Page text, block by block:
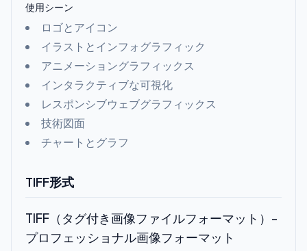
使用シーン
ロゴとアイコン
イラストとインフォグラフィック
アニメーショングラフィックス
インタラクティブな可視化
レスポンシブウェブグラフィックス
技術図面
チャートとグラフ
TIFF形式
TIFF（タグ付き画像ファイルフォーマット）-
プロフェッショナル画像フォーマット